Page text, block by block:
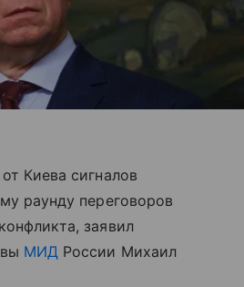
Киева сигналов
раунду переговоров
заявил
МИД России Михаил